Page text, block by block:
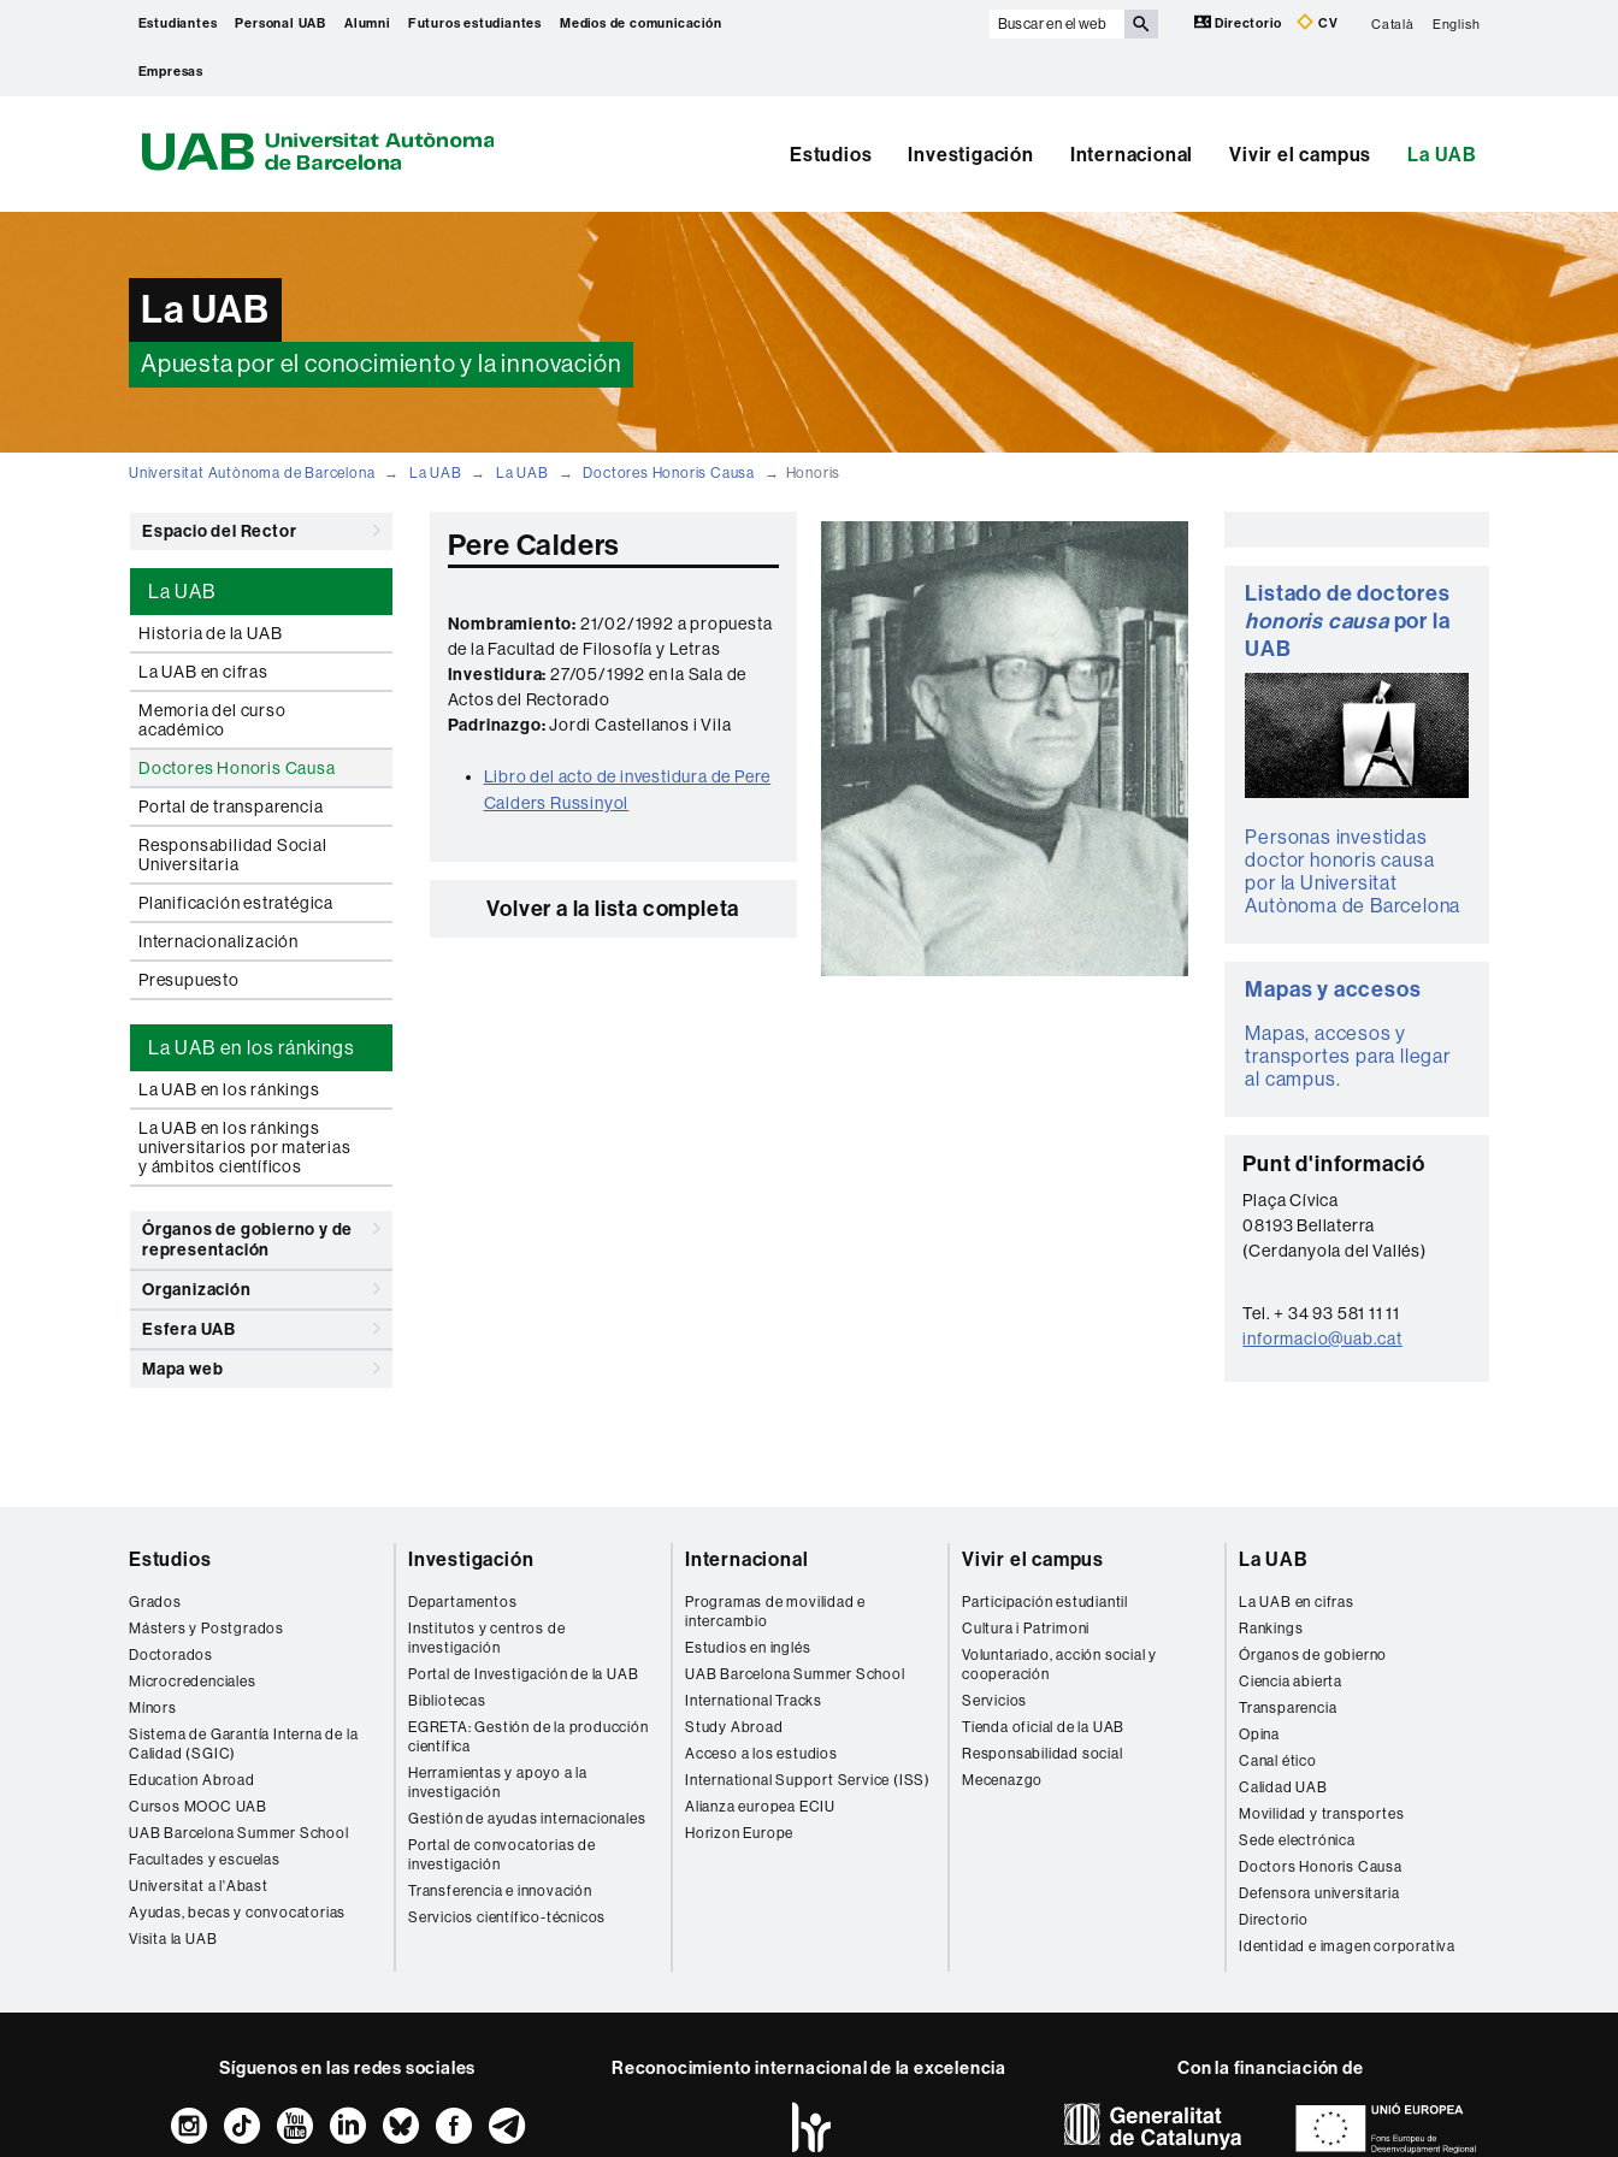
Estudiantes Personal UAB Alumni Futuros estudiantes Medios de comunicación
Empresas
Buscar
Directorio CV Català English
B
Estudios Investigación Internacional Vivir el campus La UAB
La UAB
Apuesta por el conocimiento y la innovación
Universitat Autònoma de Barcelona La UAB La UAB Doctores Honoris Causa Honoris
Espacio del Rector
La UAB
Historia de la UAB
La UAB en cifras
Memoria del curso
académico
Doctores Honoris Causa
Portal de transparencia
Responsabilidad Social
Universitaria
Planificación estratégica
Internacionalización
Presupuesto
La UAB en los ránkings
La UAB en los ránkings
La UAB en los ránkings
universitarios por materias
y ámbitos científicos
Órganos de gobierno y de
representación
Organización
Esfera UAB
Mapa web
Pere Calders
Nombramiento: 21/02/1992 a propuesta
de la Facultad de Filosofía y Letras
Investidura: 27/05/1992 en la Sala de
Actos del Rectorado
Padrinazgo:Jordi Castellanos i Vila
Libro del acto de investidura de Pere
Calders Russinyol
Volver a la lista completa
Listado de doctores
honoris causapor la
UAB
Personas investidas
doctor honoris causa
por la Universitat
Autònoma de Barcelona
Mapas y accesos
Mapas, accesos y
transportes para llegar
al campus.
C
o
n
a
c
Punt d'informació
Plaça Cívica
08193 Bellaterra
(Cerdanyola del Vallés)
Tel. + 34 93 581 11 11
informacio@uab.cat
Estudios
Grados
Másters y Postgrados
Doctorados
Microcredenciales
Mínors
Sistema de Garantía Interna de la
Calidad (SGIC)
Education Abroad
Cursos MOOC UAB
UAB Barcelona Summer School
Facultades y escuelas
Universitat a l'Abast
Ayudas, becas y convocatorias
Visita la UAB
Investigación
Departamentos
Institutos y centros de
investigación
Portal de Investigación de la UAB
Bibliotecas
EGRETA: Gestión de la producción
científica
Herramientas y apoyo a la
investigación
Gestión de ayudas internacionales
Portal de convocatorias de
investigación
Transferencia e innovación
Servicios científico-técnicos
Internacional
Programas de movilidad e
intercambio
Estudios en inglés
UAB Barcelona Summer School
International Tracks
Study Abroad
Acceso a los estudios
International Support Service (ISS)
Alianza europea ECIU
Horizon Europe
Vivir el campus
Participación estudiantil
Cultura i Patrimoni
Voluntariado, acción social y
cooperación
Servicios
Tienda oficial de la UAB
Responsabilidad social
Mecenazgo
La UAB
La UAB en cifras
Rankings
Órganos de gobierno
Ciencia abierta
Transparencia
Opina
Canal ético
Calidad UAB
Movilidad y transportes
Sede electrónica
Doctors Honoris Causa
Defensora universitaria
Directorio
Identidad e imagen corporativa
Síguenos en las redes sociales
Instagram
TikTokYouTube
LinkedIn
BlueskyFacebook
Telegram
Reconocimiento internacional de la excelencia Con la financiación de